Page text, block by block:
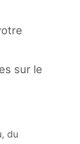
sur le
du